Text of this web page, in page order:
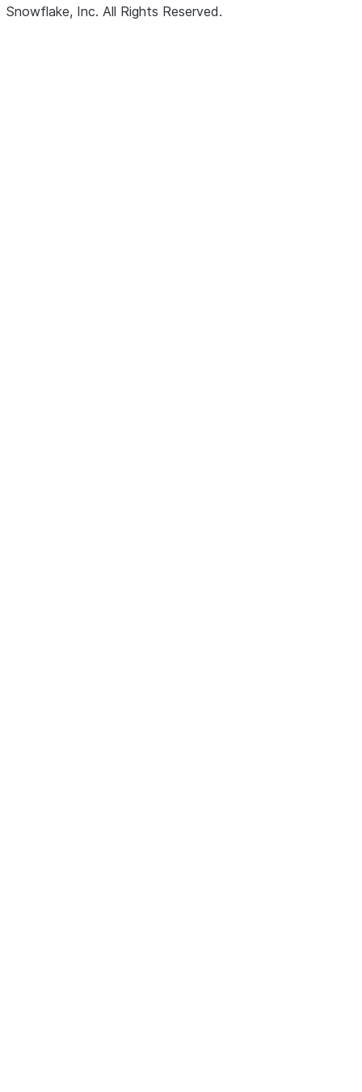
Snowflake, Inc. All Rights Reserved.